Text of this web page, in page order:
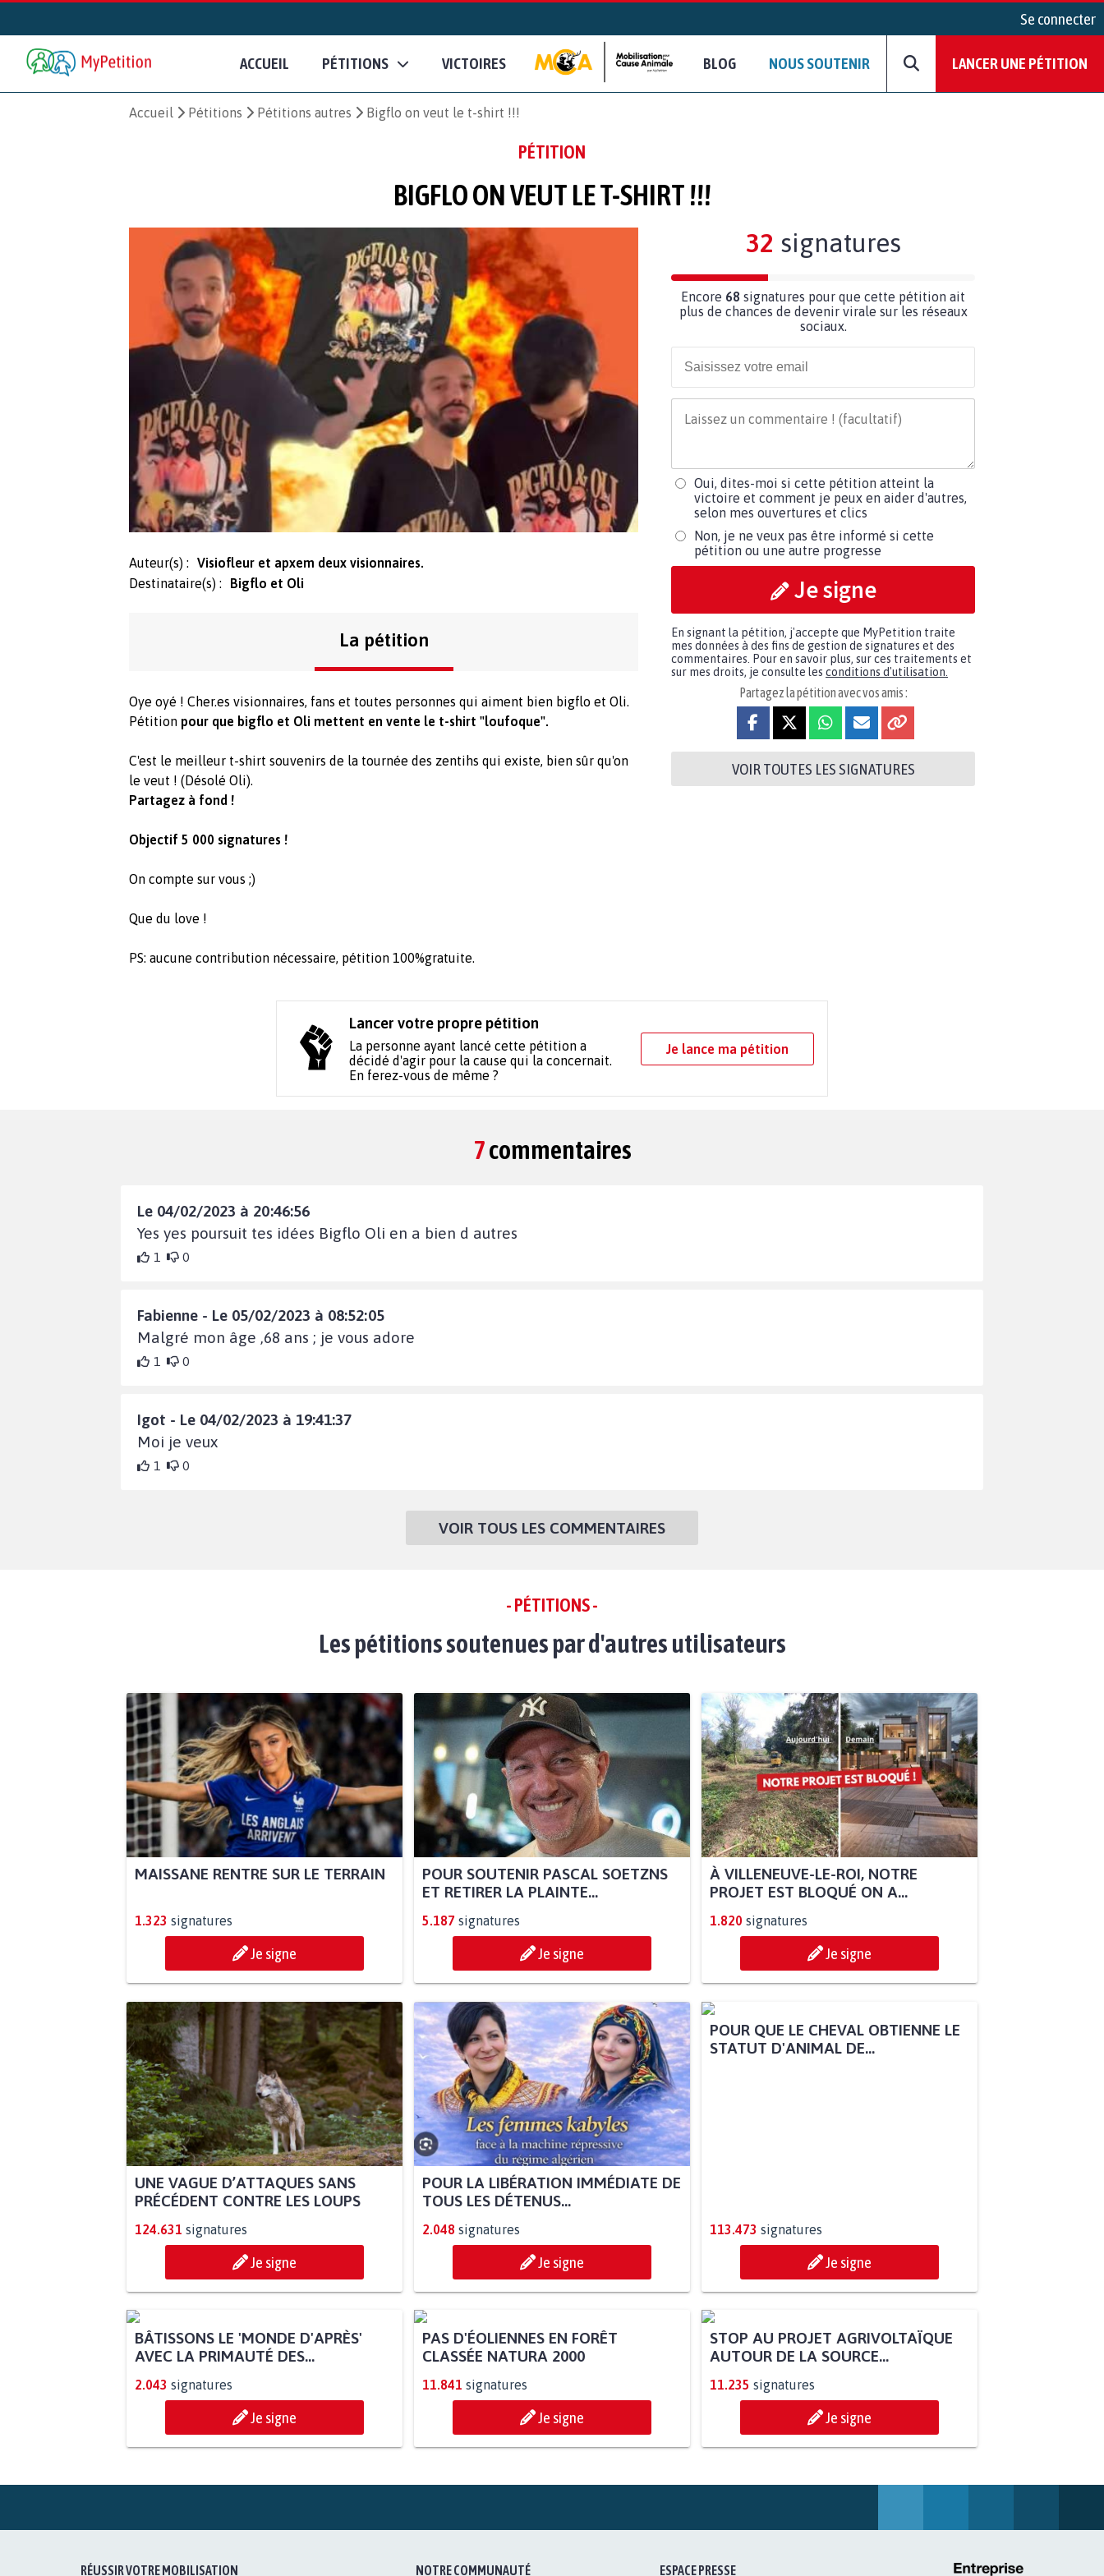
Se connecter
ACCUEIL PÉTITIONS VICTOIRES BLOG NOUS SOUTENIR LANCER UNE PÉTITION
Accueil Pétitions Pétitions autres Bigflo on veut le t-shirt !!!
PÉTITION
BIGFLO ON VEUT LE T-SHIRT !!!
Auteur(s) :
Visiofleur et apxem deux visionnaires.
Destinataire(s) :
Bigflo et Oli
La pétition
Oye oyé ! Cher.es visionnaires, fans et toutes personnes qui aiment bien bigflo et Oli.
Pétition pour que bigflo et Oli mettent en vente le t-shirt "loufoque".
C'est le meilleur t-shirt souvenirs de la tournée des zentihs qui existe, bien sûr qu'on
le veut ! (Désolé Oli).
Partagez à fond !
Objectif 5 000 signatures !
On compte sur vous ;)
Que du love !
PS: aucune contribution nécessaire, pétition 100%gratuite.
32 signatures
Encore 68 signatures pour que cette pétition ait
plus de chances de devenir virale sur les réseaux
sociaux.
Oui, dites-moi si cette pétition atteint la
victoire et comment je peux en aider d'autres,
selon mes ouvertures et clics
Non, je ne veux pas être informé si cette
pétition ou une autre progresse
Je signe
En signant la pétition, j'accepte que MyPetition traite
mes données à des fins de gestion de signatures et des
commentaires. Pour en savoir plus, sur ces traitements et
sur mes droits, je consulte les conditions d'utilisation.
Partagez la pétition avec vos amis :
VOIR TOUTES LES SIGNATURES
Lancer votre propre pétition
La personne ayant lancé cette pétition a
décidé d'agir pour la cause qui la concernait.
En ferez-vous de même ?
Je lance ma pétition
7commentaires
Le 04/02/2023 à 20:46:56
Yes yes poursuit tes idées Bigflo Oli en a bien d autres
1 0
Fabienne - Le 05/02/2023 à 08:52:05
Malgré mon âge ,68 ans ; je vous adore
1 0
Igot - Le 04/02/2023 à 19:41:37
Moi je veux
1 0
VOIR TOUS LES COMMENTAIRES
- PÉTITIONS -
Les pétitions soutenues par d'autres utilisateurs
MAISSANE RENTRE SUR LE TERRAIN
1.323 signatures
Je signe
POUR SOUTENIR PASCAL SOETZNS
ET RETIRER LA PLAINTE...
5.187 signatures
Je signe
À VILLENEUVE-LE-ROI, NOTRE
PROJET EST BLOQUÉ ON A...
1.820 signatures
Je signe
UNE VAGUE D’ATTAQUES SANS
PRÉCÉDENT CONTRE LES LOUPS
124.631 signatures
Je signe
POUR LA LIBÉRATION IMMÉDIATE DE
TOUS LES DÉTENUS...
2.048 signatures
Je signe
POUR QUE LE CHEVAL OBTIENNE LE
STATUT D'ANIMAL DE...
113.473 signatures
Je signe
BÂTISSONS LE 'MONDE D'APRÈS'
AVEC LA PRIMAUTÉ DES...
2.043 signatures
Je signe
PAS D'ÉOLIENNES EN FORÊT
CLASSÉE NATURA 2000
11.841 signatures
Je signe
STOP AU PROJET AGRIVOLTAÏQUE
AUTOUR DE LA SOURCE...
11.235 signatures
Je signe
RÉUSSIR VOTRE MOBILISATION NOTRE COMMUNAUTÉ ESPACE PRESSE